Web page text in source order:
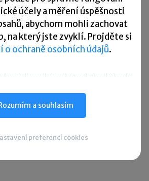
právní, daňová či účetní poradna. Je
komunikaci čtenářů.
sepřihlaste.
účely a měření úspěšnosti
abychom mohli zachovat
na který jste zvyklí. Projděte si
o ochraně osobních údajů.
a souhlasím
preferencí cookies